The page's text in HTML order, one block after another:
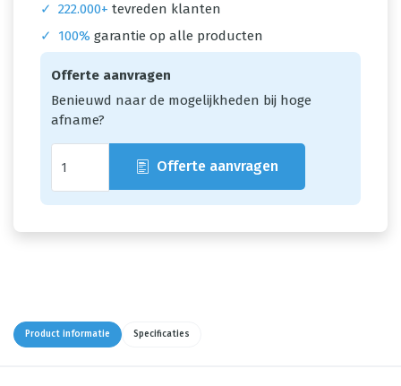
✓ 222.000+ tevreden klanten
✓
100% garantie op alle producten
Offerte aanvragen
Benieuwd naar de mogelijkheden bij hoge
afname?
Offerte aanvragen
Product informatie Specificaties